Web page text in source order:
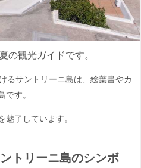
の観光ガイドです。
るサントリーニ島は、絵葉書やカ
です。
魅了しています。
トリーニ島のシンボ